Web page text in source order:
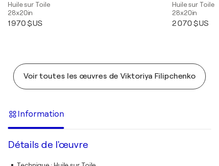
Huile sur Toile
28x20in
1 970 $US
Huile sur Toile
28x20in
2 070 $US
Voir toutes les œuvres de Viktoriya Filipchenko
Information
Détails de l'œuvre